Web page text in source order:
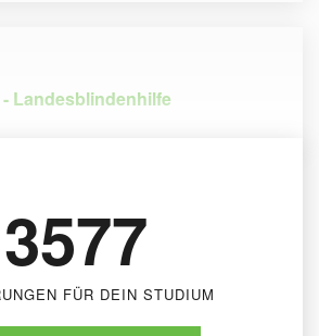
Landesblindenhilfe
3577
FÜR DEIN STUDIUM